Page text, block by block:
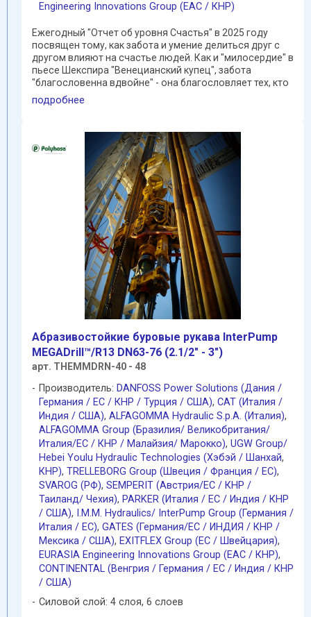
Engineering Innovations Group (EAC / КНР)
Ежегодный "Отчет об уровня Счастья" в 2025 году
посвящен тому, как забота и умение делиться друг с
другом влияют на счастье людей. Как и "милосердие" в
пьесе Шекспира "Венецианский купец", забота
"благословенна вдвойне" - она благословляет тех, кто
...
подробнее
Абразивостойкие буровые рукава InterPump
MEGADrill™/R13 DN63-76 (2.1/2" - 3")
арт. THEMMDRN-40 - 48
Производитель: DANFOSS Power Solutions (Дания /
Германия / EC / КНР / Турция / США), CAT (Италия /
Индия / США), ALFAGOMMA Hydraulic S.p.A. (Италия),
ALFAGOMMA Group (Бразилия/ Великобритания/
Италия/ЕС / КНР / Малайзия/ Марокко), UGW Group/
Hebei Youlu Hydraulic Technologies (Хэбэй / Шанхай,
КНР), TRELLEBORG Group (Швеция / Франция / ЕС),
SVAROG (РФ), SEMPERIT (Австрия/ЕС / КНР /
Таиланд/ Чехия), PARKER (Италия / ЕС / Индия / КНР
/ США), I.M.M. Hydraulics/ InterPump Group (Германия /
Италия / ЕС), GATES (Германия/EC / ИНДИЯ / КНР /
Мексика / США), EXITFLEX Group (ЕС / Швейцария),
EURASIA Engineering Innovations Group (EAC / КНР),
CONTINENTAL (Венгрия / Германия / ЕС / Индия / КНР
/ США)
Силовой слой: 4 слоя, 6 слоев